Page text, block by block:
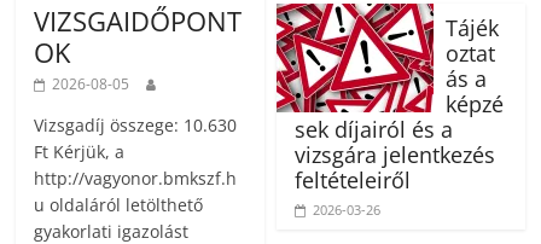
VIZSGAIDŐPONT
OK
2026-08-05
Vizsgadíj összege: 10.630
Ft Kérjük, a
http://vagyonor.bmkszf.h
u oldaláról letölthető
gyakorlati igazolást
Tájék
oztat
ás a
képzé
sek díjairól és a
vizsgára jelentkezés
feltételeiről
2026-03-26